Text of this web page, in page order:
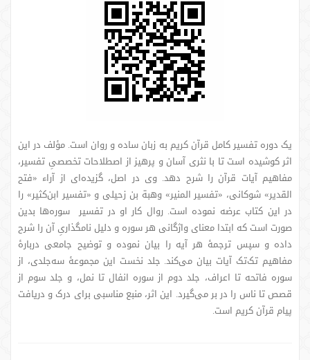
یک دوره تفسیر کامل قرآن کریم به زبان ساده و روان است. مؤلف در این
اثر کوشیده است تا با نثری آسان و پرهیز از اصطلاحات تخصصیِ تفسیر،
مفاهیم آیات قرآن را شرح دهد. وی در اصل، گزیده‌ای از آراء «فتح
القدیر» شوکانی، «تفسیر المنیر» وهبة بن زحیلی و «تفسیر ابن‌کثیر» را
در این کتاب عرضه نموده است. روال کار او در تفسیر سوره‌ها بدین
صورت است که ابتدا معنای واژگانی هر سوره و دلیل نامگذاریِ آن را شرح
داده و سپس ترجمۀ هر آیه را بیان نموده و توضیح جامعی دربارۀ
مفاهیم تک‌تک آیات بیان می‌کند. جلد نخست این مجموعۀ سه‌جلدی، از
سوره فاتحه تا اعراف، جلد دوم از سوره انفال تا نمل، و جلد سوم از
قصص تا ناس را در بر می‌گیرد. این اثر، منبع مناسبی برای درک و دریافت
پیام قرآن کریم است.